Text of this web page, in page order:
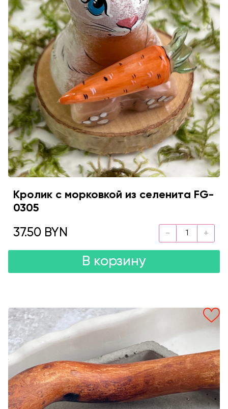
Кролик с морковкой из селенита FG-
0305
37.50 BYN
В корзину